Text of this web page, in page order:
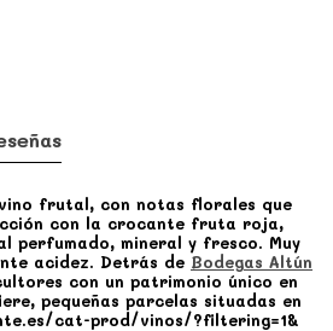
frutal, con notas florales que
con la crocante fruta roja,
perfumado, mineral y fresco. Muy
acidez. Detrás de Bodegas Altún
con un patrimonio único en
pequeñas parcelas situadas en
cat-prod/vinos/?filtering=1&